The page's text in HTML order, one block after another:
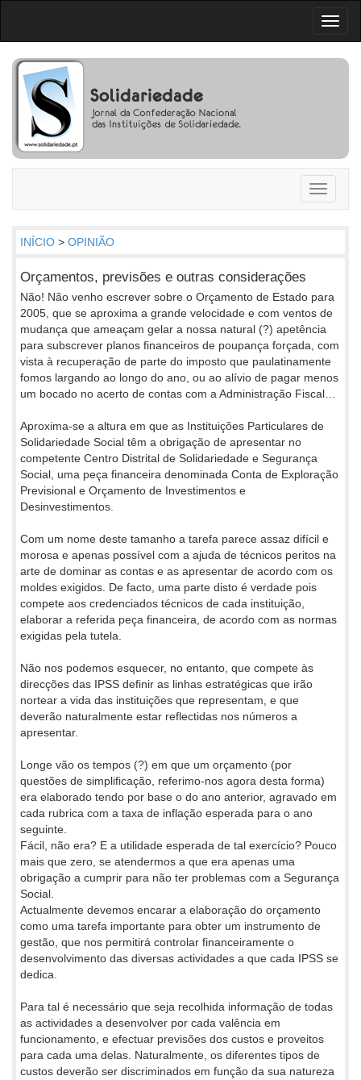
Toggle
INÍCIO > OPINIÃO
Orçamentos, previsões e outras considerações
Não! Não venho escrever sobre o Orçamento de Estado para
2005, que se aproxima a grande velocidade e com ventos de
mudança que ameaçam gelar a nossa natural (?) apetência
para subscrever planos financeiros de poupança forçada, com
vista à recuperação de parte do imposto que paulatinamente
fomos largando ao longo do ano, ou ao alívio de pagar menos
um bocado no acerto de contas com a Administração Fiscal…
Aproxima-se a altura em que as Instituições Particulares de
Solidariedade Social têm a obrigação de apresentar no
competente Centro Distrital de Solidariedade e Segurança
Social, uma peça financeira denominada Conta de Exploração
Previsional e Orçamento de Investimentos e
Desinvestimentos.
Com um nome deste tamanho a tarefa parece assaz difícil e
morosa e apenas possível com a ajuda de técnicos peritos na
arte de dominar as contas e as apresentar de acordo com os
moldes exigidos. De facto, uma parte disto é verdade pois
compete aos credenciados técnicos de cada instituição,
elaborar a referida peça financeira, de acordo com as normas
exigidas pela tutela.
Não nos podemos esquecer, no entanto, que compete às
direcções das IPSS definir as linhas estratégicas que irão
nortear a vida das instituições que representam, e que
deverão naturalmente estar reflectidas nos números a
apresentar.
Longe vão os tempos (?) em que um orçamento (por
questões de simplificação, referimo-nos agora desta forma)
era elaborado tendo por base o do ano anterior, agravado em
cada rubrica com a taxa de inflação esperada para o ano
seguinte.
Fácil, não era? E a utilidade esperada de tal exercício? Pouco
mais que zero, se atendermos a que era apenas uma
obrigação a cumprir para não ter problemas com a Segurança
Social.
Actualmente devemos encarar a elaboração do orçamento
como uma tarefa importante para obter um instrumento de
gestão, que nos permitirá controlar financeiramente o
desenvolvimento das diversas actividades a que cada IPSS se
dedica.
Para tal é necessário que seja recolhida informação de todas
as actividades a desenvolver por cada valência em
funcionamento, e efectuar previsões dos custos e proveitos
para cada uma delas. Naturalmente, os diferentes tipos de
custos deverão ser discriminados em função da sua natureza